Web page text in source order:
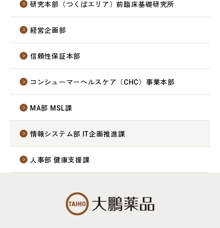
研究本部（つくばエリア）前臨床基礎研究所
経営企画部
信頼性保証本部
コンシューマーヘルスケア（CHC）事業本部
MA部 MSL課
情報システム部 IT企画推進課
人事部 健康支援課